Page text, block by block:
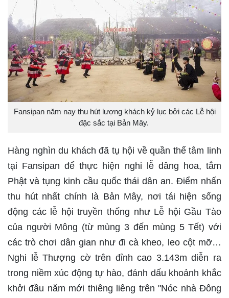
Fansipan năm nay thu hút lượng khách kỷ lục bởi các Lễ hội
đặc sắc tại Bản Mây.
Hàng nghìn du khách đã tụ hội về quần thể tâm linh
tại Fansipan để thực hiện nghi lễ dâng hoa, tắm
Phật và tụng kinh cầu quốc thái dân an. Điểm nhấn
thu hút nhất chính là Bản Mây, nơi tái hiện sống
động các lễ hội truyền thống như Lễ hội Gầu Tào
của người Mông (từ mùng 3 đến mùng 5 Tết) với
các trò chơi dân gian như đi cà kheo, leo cột mỡ…
Nghi lễ Thượng cờ trên đỉnh cao 3.143m diễn ra
trong niềm xúc động tự hào, đánh dấu khoảnh khắc
khởi đầu năm mới thiêng liêng trên "Nóc nhà Đông